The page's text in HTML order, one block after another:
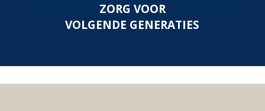
ZORG VOOR
VOLGENDE GENERATIES